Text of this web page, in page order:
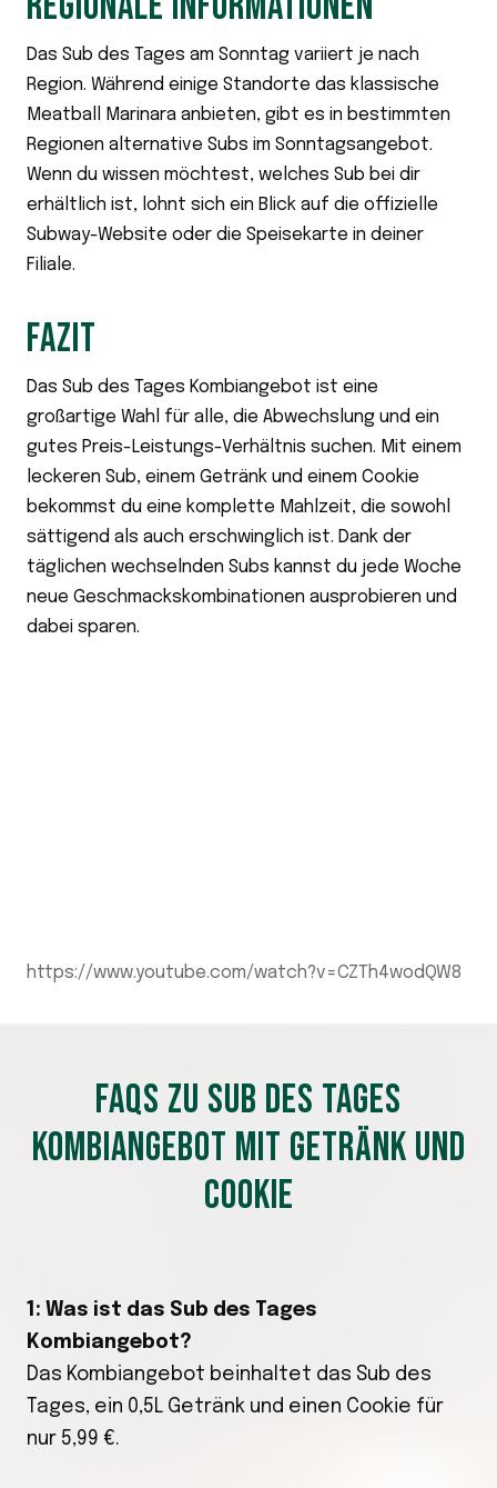
Das Sub des Tages am Sonntag variiert je nach
Region. Während einige Standorte das klassische
Meatball Marinara anbieten, gibt es in bestimmten
Regionen alternative Subs im Sonntagsangebot.
Wenn du wissen möchtest, welches Sub bei dir
erhältlich ist, lohnt sich ein Blick auf die offizielle
Subway-Website oder die Speisekarte in deiner
Filiale.
FAZIT
Das Sub des Tages Kombiangebot ist eine
großartige Wahl für alle, die Abwechslung und ein
gutes Preis-Leistungs-Verhältnis suchen. Mit einem
leckeren Sub, einem Getränk und einem Cookie
bekommst du eine komplette Mahlzeit, die sowohl
sättigend als auch erschwinglich ist. Dank der
täglichen wechselnden Subs kannst du jede Woche
neue Geschmackskombinationen ausprobieren und
dabei sparen.
https://www.youtube.com/watch?v=CZTh4wodQW8
FAQS ZU SUB DES TAGES
KOMBIANGEBOT MIT GETRÄNK UND
COOKIE
1: Was ist das Sub des Tages
Kombiangebot?
Das Kombiangebot beinhaltet das Sub des
Tages, ein 0,5L Getränk und einen Cookie für
nur 5,99 €.